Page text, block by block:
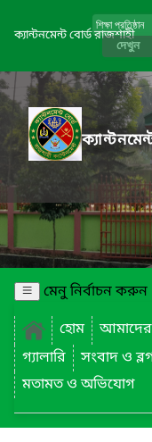
ক্যান্টনমেন্ট বোর্ড রাজশাহী
দেখুন
মেনু নির্বাচন করুন
হোম
আমাদের
গ্যালারি
সংবাদ ও
মতামত ও অভিযোগ